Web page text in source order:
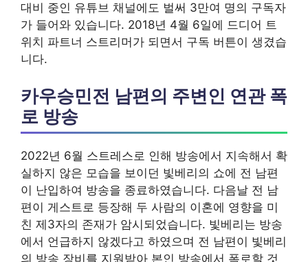
대비 중인 유튜브 채널에도 벌써 3만여 명의 구독자
가 들어와 있습니다. 2018년 4월 6일에 드디어 트
위치 파트너 스트리머가 되면서 구독 버튼이 생겼습
니다.
카우승민전 남편의 주변인 연관 폭
로 방송
2022년 6월 스트레스로 인해 방송에서 지속해서 확
실하지 않은 모습을 보이던 빛베리의 쇼에 전 남편
이 난입하여 방송을 종료하였습니다. 다음날 전 남
편이 게스트로 등장해 두 사람의 이혼에 영향을 미
친 제3자의 존재가 암시되었습니다. 빛베리는 방송
에서 언급하지 않겠다고 하였으며 전 남편이 빛베리
의 방송 장비를 지원받아 본인 방송에서 폭로할 것